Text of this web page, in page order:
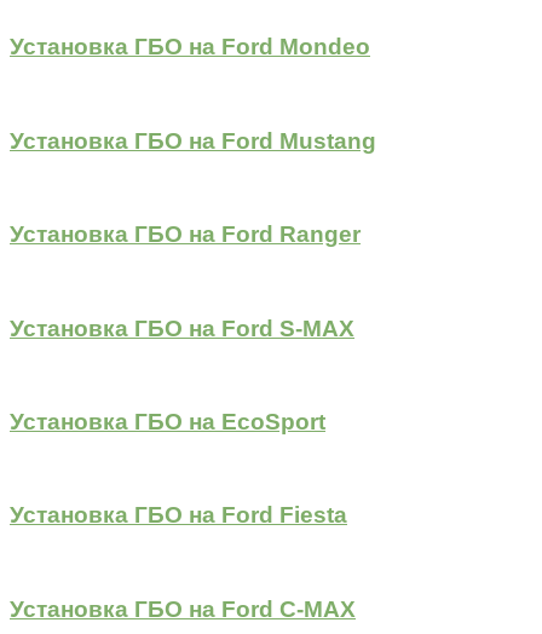
Установка ГБО на Ford Mondeo
Установка ГБО на Ford Mustang
Установка ГБО на Ford Ranger
Установка ГБО на Ford S-MAX
Установка ГБО на EcoSport
Установка ГБО на Ford Fiesta
Установка ГБО на Ford C-MAX